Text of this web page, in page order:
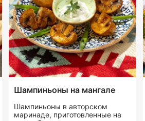
Шампиньоны на мангале
Шампиньоны в авторском
маринаде, приготовленные на